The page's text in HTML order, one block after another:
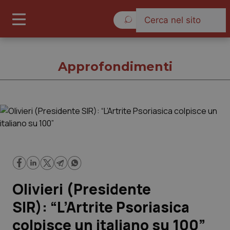
Governo e Parlamento
Regioni e Asl
Lavoro e Professioni
Approfondimenti
Olivieri (Presidente
SIR): “L’Artrite Psoriasica
colpisce un italiano su 100”